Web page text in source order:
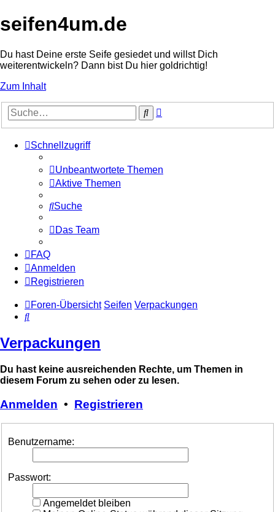
seifen4um.de
Du hast Deine erste Seife gesiedet und willst Dich
weiterentwickeln? Dann bist Du hier goldrichtig!
Zum Inhalt
Suche
Schnellzugriff
Unbeantwortete Themen
Aktive Themen
Suche
Das Team
FAQ
Anmelden
Registrieren
Foren-Übersicht Seifen Verpackungen
Suche
Verpackungen
Du hast keine ausreichenden Rechte, um Themen in
diesem Forum zu sehen oder zu lesen.
Anmelden • Registrieren
Benutzername:
Passwort:
Angemeldet bleiben